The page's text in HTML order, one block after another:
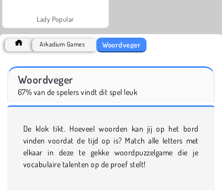
Lady Popular
Arkadium Games Woordveger
Woordveger
67% van de spelers vindt dit spel leuk
De klok tikt. Hoeveel woorden kan jij op het bord
vinden voordat de tijd op is? Match alle letters met
elkaar in deze te gekke woordpuzzelgame die je
vocabulaire talenten op de proef stelt!